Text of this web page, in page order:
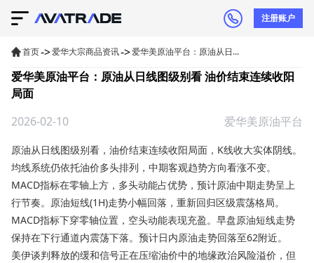
注册账户
首页->爱华大宗商品资讯->爱华美原油平台：原油从日...
爱华美原油平台：原油从日线图级别看 油价结束连续收阳
局面
2026-02-10
爱华美原油平台
原油从日线图级别看，油价结束连续收阳局面，K线收大实体阴线。
均线系统仍依托油价多头排列，中期客观趋势方向看涨不变。
MACD指标在零轴上方，多头动能占优势，预计原油中期走势呈上
行节奏。原油短线(1H)走势小幅回落，重新回归区级震荡格局。
MACD指标下穿零轴位置，空头动能表现充盈。早盘原油短线走势
保持在下行通道内震荡下落。预计日内原油走势回落至62附近。
美伊谈判释放的缓和信号正在压缩油价中的地缘政治风险溢价，但